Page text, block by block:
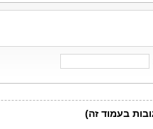
בעמוד זה)